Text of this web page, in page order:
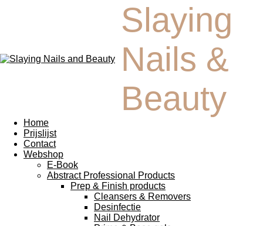
Slaying
Nails &
Beauty
Home
Prijslijst
Contact
Webshop
E-Book
Abstract Professional Products
Prep & Finish products
Cleansers & Removers
Desinfectie
Nail Dehydrator